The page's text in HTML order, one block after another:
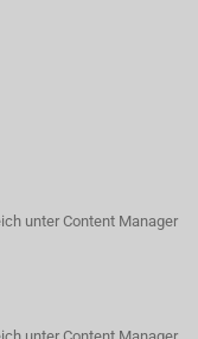
unter Content Manager